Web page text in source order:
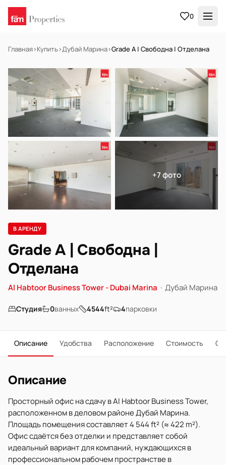
0
Главная›Купить›Дубай Марина›Grade A | Свободна | Отделана
В АРЕНДУ Готов к заселению
+7 фото
В АРЕНДУ
Grade A | Свободна |
Отделана
Al Habtoor Business Tower - Dubai Marina · Дубай Марина
Студия 0ванных 4544ft² 4парковки
Описание Удобства Расположение Стоимость О
Описание
Просторный офис на сдачу в Al Habtoor Business Tower,
расположенном в деловом районе Дубай Марина.
Площадь помещения составляет 4 544 ft² (≈ 422 m²).
Офис сдаётся без отделки и представляет собой
идеальный вариант для компаний, нуждающихся в
профессиональном рабочем пространстве в